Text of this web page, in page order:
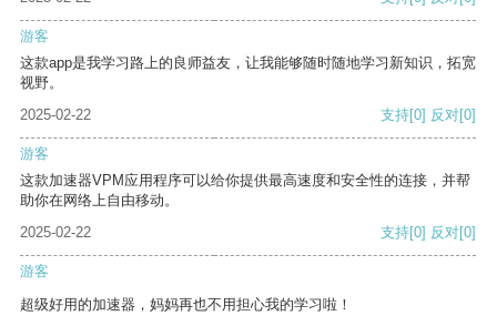
游客
这款app是我学习路上的良师益友，让我能够随时随地学习新知识，拓宽
视野。
2025-02-22
支持[0] 反对[0]
游客
这款加速器VPM应用程序可以给你提供最高速度和安全性的连接，并帮
助你在网络上自由移动。
2025-02-22
支持[0] 反对[0]
游客
超级好用的加速器，妈妈再也不用担心我的学习啦！